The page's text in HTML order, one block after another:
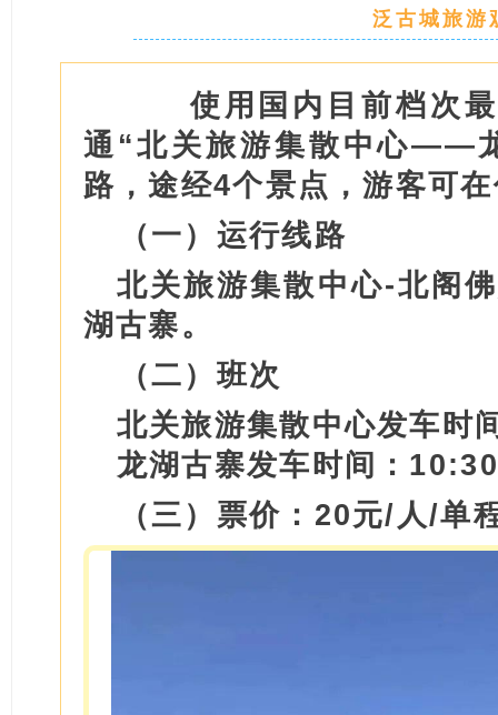
泛古城旅游
使用国内目前档次
通“北关旅游集散中心——
路，途经4个景点，游客可
（一）运行线路
北关旅游集散中心-北阁
湖古寨。
（二）班次
北关旅游集散中心发车时
龙湖古寨发车时间：
（三）票价：20元/人/单